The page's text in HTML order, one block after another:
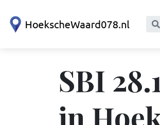
SBI
in